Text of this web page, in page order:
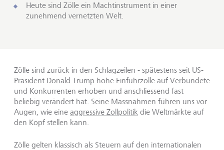
Heute sind Zölle ein Machtinstrument in einer
zunehmend vernetzten Welt.
Zölle sind zurück in den Schlagzeilen - spätestens seit US-
Präsident Donald Trump hohe Einfuhrzölle auf Verbündete
und Konkurrenten erhoben und anschliessend fast
beliebig verändert hat. Seine Massnahmen führen uns vor
Augen, wie eine aggressive Zollpolitik die Weltmärkte auf
den Kopf stellen kann.
Zölle gelten klassisch als Steuern auf den internationalen